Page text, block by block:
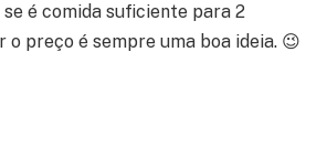
é comida suficiente para 2
o preço é sempre uma boa ideia. 😉